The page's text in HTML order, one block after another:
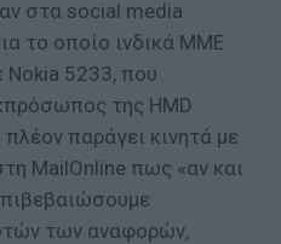
στα social media
το οποίο ινδικά ΜΜΕ
Nokia 5233, που
της HMD
παράγει κινητά με
MailOnline πως «αν και
των αναφορών,